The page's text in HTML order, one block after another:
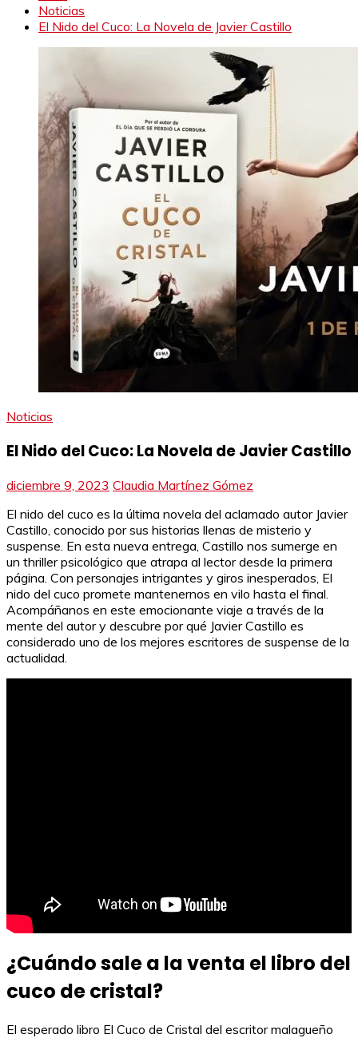
Noticias
El Nido del Cuco: La Novela de Javier Castillo
Noticias
El Nido del Cuco: La Novela de Javier Castillo
diciembre 9, 2023 Claudia Martínez Gómez
El nido del cuco es la última novela del aclamado autor Javier
Castillo, conocido por sus historias llenas de misterio y
suspense. En esta nueva entrega, Castillo nos sumerge en
un thriller psicológico que atrapa al lector desde la primera
página. Con personajes intrigantes y giros inesperados, El
nido del cuco promete mantenernos en vilo hasta el final.
Acompáñanos en este emocionante viaje a través de la
mente del autor y descubre por qué Javier Castillo es
considerado uno de los mejores escritores de suspense de la
actualidad.
¿Cuándo sale a la venta el libro del
cuco de cristal?
El esperado libro El Cuco de Cristal del escritor malagueño